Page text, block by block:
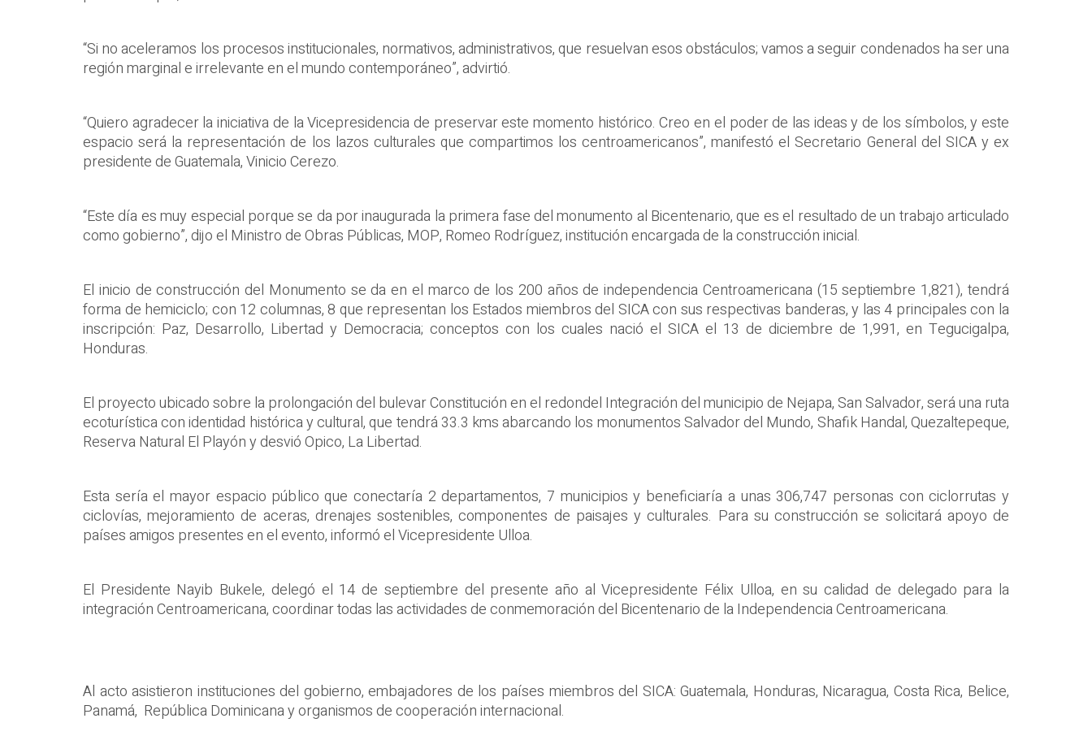
“Si no aceleramos los procesos institucionales, normativos, administrativos, que resuelvan esos obstáculos; vamos a seguir condenados ha ser una
región marginal e irrelevante en el mundo contemporáneo”, advirtió.
“Quiero agradecer la iniciativa de la Vicepresidencia de preservar este momento histórico. Creo en el poder de las ideas y de los símbolos, y este
espacio será la representación de los lazos culturales que compartimos los centroamericanos”, manifestó el Secretario General del SICA y ex
presidente de Guatemala, Vinicio Cerezo.
“Este día es muy especial porque se da por inaugurada la primera fase del monumento al Bicentenario, que es el resultado de un trabajo articulado
como gobierno”, dijo el Ministro de Obras Públicas, MOP, Romeo Rodríguez, institución encargada de la construcción inicial.
El inicio de construcción del Monumento se da en el marco de los 200 años de independencia Centroamericana (15 septiembre 1,821), tendrá
forma de hemiciclo; con 12 columnas, 8 que representan los Estados miembros del SICA con sus respectivas banderas, y las 4 principales con la
inscripción: Paz, Desarrollo, Libertad y Democracia; conceptos con los cuales nació el SICA el 13 de diciembre de 1,991, en Tegucigalpa,
Honduras.
El proyecto ubicado sobre la prolongación del bulevar Constitución en el redondel Integración del municipio de Nejapa, San Salvador, será una ruta
ecoturística con identidad histórica y cultural, que tendrá 33.3 kms abarcando los monumentos Salvador del Mundo, Shafik Handal, Quezaltepeque,
Reserva Natural El Playón y desvió Opico, La Libertad.
Esta sería el mayor espacio público que conectaría 2 departamentos, 7 municipios y beneficiaría a unas 306,747 personas con ciclorrutas y
ciclovías, mejoramiento de aceras, drenajes sostenibles, componentes de paisajes y culturales. Para su construcción se solicitará apoyo de
países amigos presentes en el evento, informó el Vicepresidente Ulloa.
El Presidente Nayib Bukele, delegó el 14 de septiembre del presente año al Vicepresidente Félix Ulloa, en su calidad de delegado para la
integración Centroamericana, coordinar todas las actividades de conmemoración del Bicentenario de la Independencia Centroamericana.
Al acto asistieron instituciones del gobierno, embajadores de los países miembros del SICA: Guatemala, Honduras, Nicaragua, Costa Rica, Belice,
Panamá, República Dominicana y organismos de cooperación internacional.